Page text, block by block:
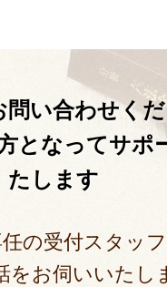
問い合わせく
となってサポ
たします
の受付スタッ
をお伺いいたし